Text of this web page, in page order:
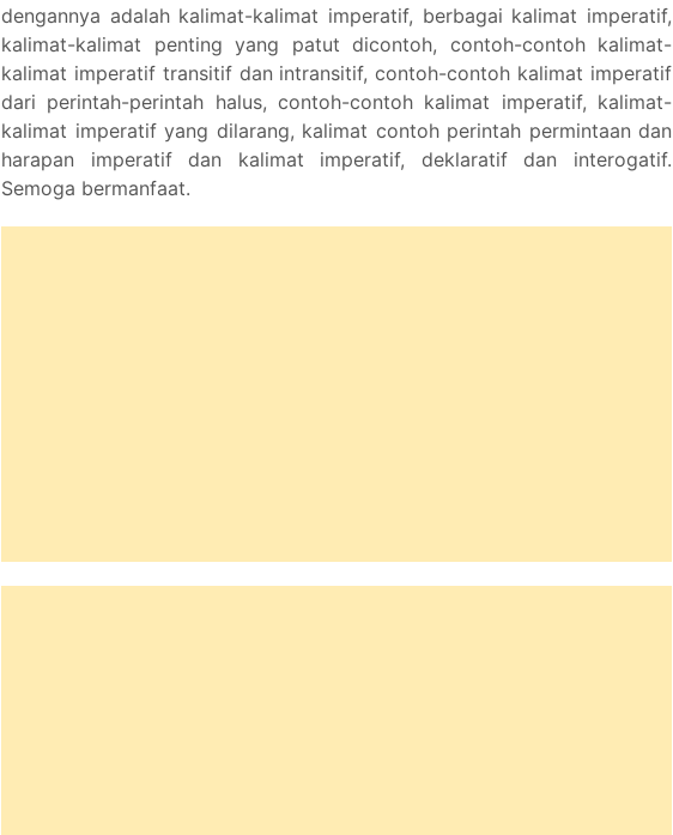
dengannya adalah kalimat-kalimat imperatif, berbagai kalimat imperatif,
kalimat-kalimat penting yang patut dicontoh, contoh-contoh kalimat-
kalimat imperatif transitif dan intransitif, contoh-contoh kalimat imperatif
dari perintah-perintah halus, contoh-contoh kalimat imperatif, kalimat-
kalimat imperatif yang dilarang, kalimat contoh perintah permintaan dan
harapan imperatif dan kalimat imperatif, deklaratif dan interogatif.
Semoga bermanfaat.